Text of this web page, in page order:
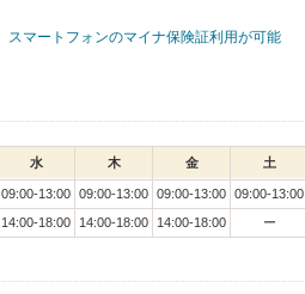
スマートフォンのマイナ保険証利用が可能
水 木 金 土
09:00-13:00 09:00-13:00 09:00-13:00 09:00-13:00
14:00-18:00 14:00-18:00 14:00-18:00 ー